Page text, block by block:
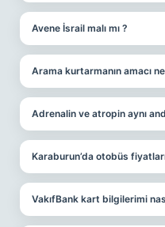
Avene İsrail malı mı ?
Arama kurtarmanın amacı
Adrenalin ve atropin aynı
Karaburun’da otobüs
VakıfBank kart bilgilerimi